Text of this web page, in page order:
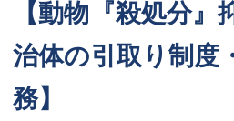
坂本 陽一
桶川 聡
三平 隆史
坂本 陽一
桶川 聡
三平 隆史
【動物『殺処分』
治体の引取り制度
務】